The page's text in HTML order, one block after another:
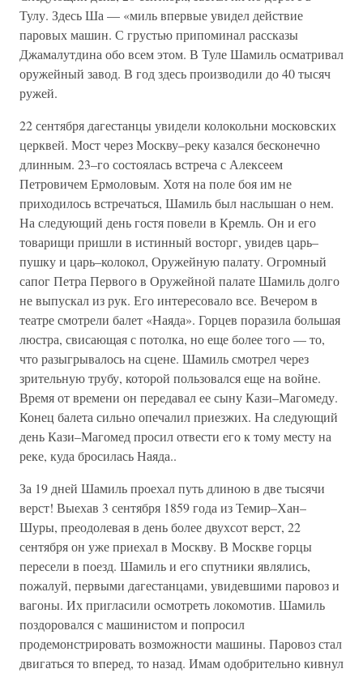
Тулу. Здесь Ша — «миль впервые увидел действие
паровых машин. С грустью припоминал рассказы
Джамалутдина обо всем этом. В Туле Шамиль осматривал
оружейный завод. В год здесь производили до 40 тысяч
ружей.
22 сентября дагестанцы увидели колокольни московских
церквей. Мост через Москву–реку казался бесконечно
длинным. 23–го состоялась встреча с Алексеем
Петровичем Ермоловым. Хотя на поле боя им не
приходилось встречаться, Шамиль был наслышан о нем.
На следующий день гостя повели в Кремль. Он и его
товарищи пришли в истинный восторг, увидев царь–
пушку и царь–колокол, Оружейную палату. Огромный
сапог Петра Первого в Оружейной палате Шамиль долго
не выпускал из рук. Его интересовало все. Вечером в
театре смотрели балет «Наяда». Горцев поразила большая
люстра, свисающая с потолка, но еще более того — то,
что разыгрывалось на сцене. Шамиль смотрел через
зрительную трубу, которой пользовался еще на войне.
Время от времени он передавал ее сыну Кази–Магомеду.
Конец балета сильно опечалил приезжих. На следующий
день Кази–Магомед просил отвести его к тому месту на
реке, куда бросилась Наяда..
За 19 дней Шамиль проехал путь длиною в две тысячи
верст! Выехав 3 сентября 1859 года из Темир–Хан–
Шуры, преодолевая в день более двухсот верст, 22
сентября он уже приехал в Москву. В Москве горцы
пересели в поезд. Шамиль и его спутники являлись,
пожалуй, первыми дагестанцами, увидевшими паровоз и
вагоны. Их пригласили осмотреть локомотив. Шамиль
поздоровался с машинистом и попросил
продемонстрировать возможности машины. Паровоз стал
двигаться то вперед, то назад. Имам одобрительно кивнул